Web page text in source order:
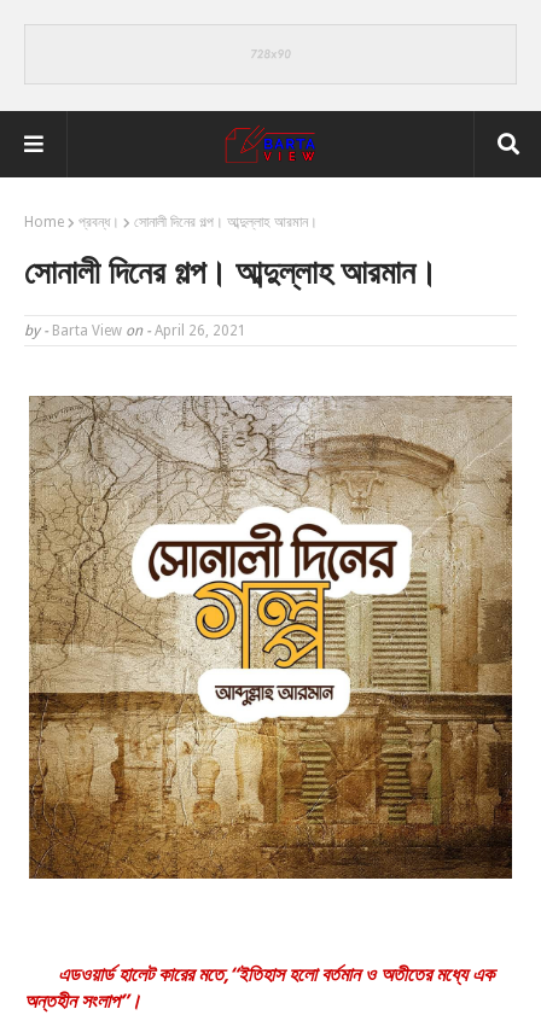
Home প্রবন্ধ। সোনালী দিনের গল্প। আব্দুল্লাহ আরমান।
সোনালী দিনের গল্প। আব্দুল্লাহ আরমান।
by - Barta View on - April 26, 2021
এডওয়ার্ড হালেট কারের মতে,“ইতিহাস হলো বর্তমান ও অতীতের মধ্যে এক
অন্তহীন সংলাপ”।